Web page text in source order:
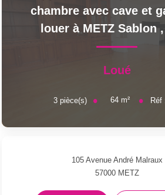
chambre avec cave et
louer à METZ Sablon,
Loué
3 pièce(s) 64 m² Réf
105 Avenue André Malraux
57000 METZ